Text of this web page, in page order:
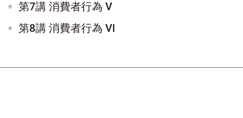
第7講 消費者行為 V
第8講 消費者行為 VI